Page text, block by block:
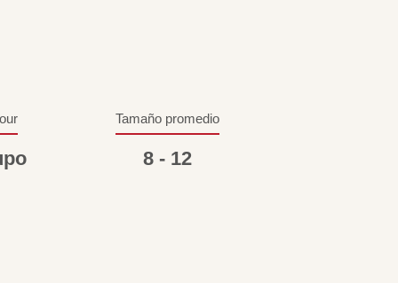
Tamaño promedio
8 - 12